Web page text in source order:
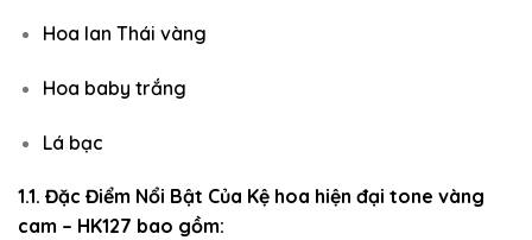
Hoa lan Thái vàng
Hoa baby trắng
Lá bạc
1.1. Đặc Điểm Nổi Bật Của Kệ hoa hiện đại tone vàng
cam – HK127 bao gồm: